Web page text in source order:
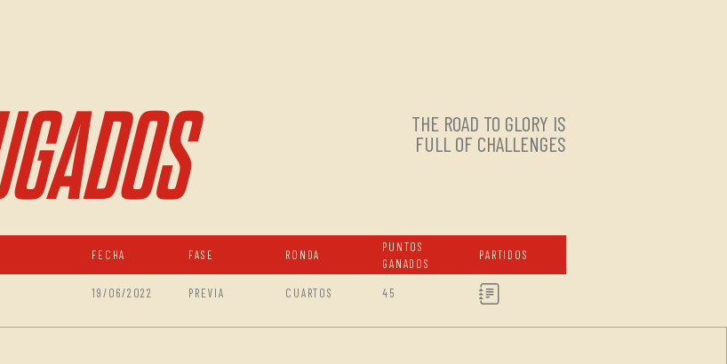
THE ROAD TO GLORY IS
FULL OF CHALLENGES
FECHA FASE RONDA
PUNTOS
GANADOS
PARTIDOS
19/06/2022 PREVIA CUARTOS 45